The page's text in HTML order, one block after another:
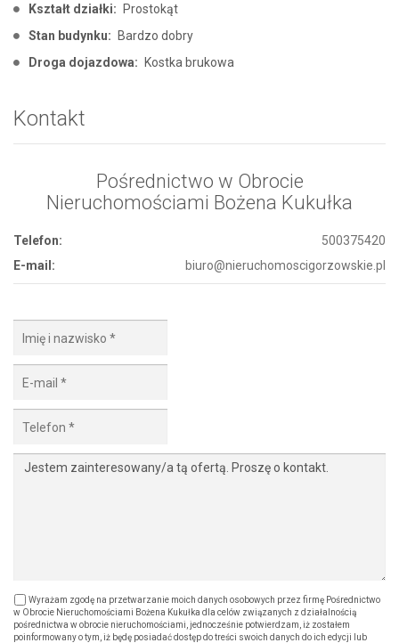
Kształt działki: Prostokąt
Stan budynku: Bardzo dobry
Droga dojazdowa: Kostka brukowa
Kontakt
Pośrednictwo w Obrocie
Nieruchomościami Bożena Kukułka
Telefon:
500375420
E-mail:
biuro@nieruchomoscigorzowskie.pl
Wyrażam zgodę na przetwarzanie moich danych osobowych przez firmę Pośrednictwo
w Obrocie Nieruchomościami Bożena Kukułka dla celów związanych z działalnością
pośrednictwa w obrocie nieruchomościami, jednocześnie potwierdzam, iż zostałem
poinformowany o tym, iż będę posiadać dostęp do treści swoich danych do ich edycji lub